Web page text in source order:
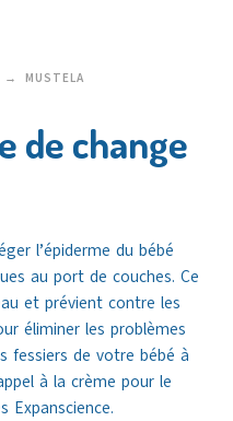
MUSTELA
de change
l’épiderme du bébé
au port de couches. Ce
et prévient contre les
éliminer les problèmes
fessiers de votre bébé à
à la crème pour le
Expanscience.